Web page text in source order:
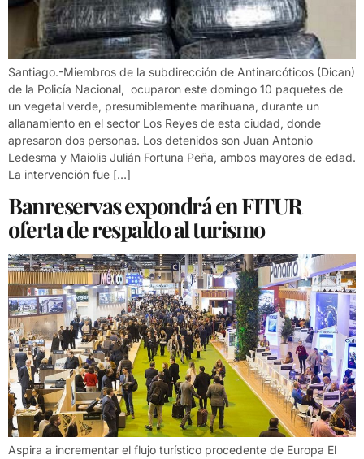
Santiago.-Miembros de la subdirección de Antinarcóticos (Dican)
de la Policía Nacional, ocuparon este domingo 10 paquetes de
un vegetal verde, presumiblemente marihuana, durante un
allanamiento en el sector Los Reyes de esta ciudad, donde
apresaron dos personas. Los detenidos son Juan Antonio
Ledesma y Maiolis Julián Fortuna Peña, ambos mayores de edad.
La intervención fue […]
Banreservas expondrá en FITUR
oferta de respaldo al turismo
Aspira a incrementar el flujo turístico procedente de Europa El